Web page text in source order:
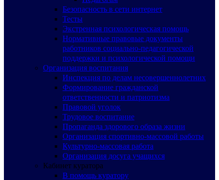
Безопасность в сети интернет
Тесты
Экстренная психологическая помощь
Нормативные правовые документы
работников социально-педагогической
поддержки и психологической помощи
Организация воспитания
Инспекция по делам несовершеннолетних
Формирование гражданской
ответственности и патриотизма
Правовой уголок
Трудовое воспитание
Пропаганда здорового образа жизни
Организация спортивно-массовой работы
Культурно-массовая работа
Организация досуга учащихся
Кабинет куратора
В помощь куратору